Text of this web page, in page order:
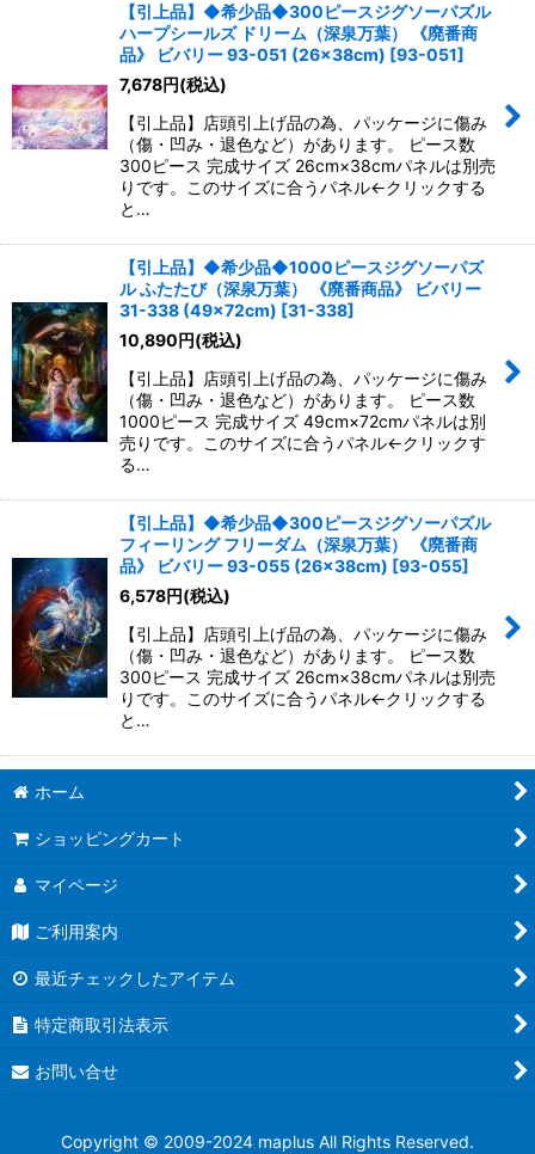
【引上品】◆希少品◆300ピースジグソーパズル
ハープシールズ ドリーム（深泉万葉） 《廃番商
品》 ビバリー 93-051 (26×38cm) [93-051]
7,678円(税込)
【引上品】店頭引上げ品の為、パッケージに傷み
（傷・凹み・退色など）があります。 ピース数
300ピース 完成サイズ 26cm×38cmパネルは別売
りです。このサイズに合うパネル←クリックする
と…
【引上品】◆希少品◆1000ピースジグソーパズ
ル ふたたび（深泉万葉） 《廃番商品》 ビバリー
31-338 (49×72cm) [31-338]
10,890円(税込)
【引上品】店頭引上げ品の為、パッケージに傷み
（傷・凹み・退色など）があります。 ピース数
1000ピース 完成サイズ 49cm×72cmパネルは別
売りです。このサイズに合うパネル←クリックす
る…
【引上品】◆希少品◆300ピースジグソーパズル
フィーリング フリーダム（深泉万葉） 《廃番商
品》 ビバリー 93-055 (26×38cm) [93-055]
6,578円(税込)
【引上品】店頭引上げ品の為、パッケージに傷み
（傷・凹み・退色など）があります。 ピース数
300ピース 完成サイズ 26cm×38cmパネルは別売
りです。このサイズに合うパネル←クリックする
と…
ホーム
ショッピングカート
マイページ
ご利用案内
最近チェックしたアイテム
特定商取引法表示
お問い合せ
Copyright © 2009-2024 maplus All Rights Reserved.